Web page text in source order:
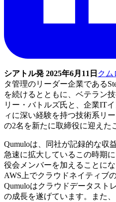
シアトル発 2025年6月11日 クム
タ管理のリーダー企業である
を続けるとともに、ベテラン
リー・バトルズ氏と、企業IT
ィに深い経験を持つ技術系リ
の2名を新たに取締役に迎えた
Qumuloは、同社が記録的な収
急速に拡大しているこの時期
役会メンバーを加えることに
AWS上でクラウドネイティブ
Qumuloはクラウドデータスト
の成長を遂げています。また